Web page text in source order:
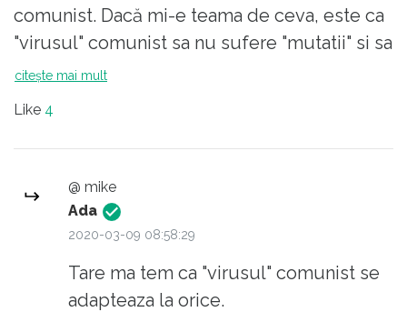
comunist. Dacă mi-e teama de ceva, este ca
"virusul" comunist sa nu sufere "mutatii" si sa
fie mai agresiv a doua oară.
citește mai mult
Like 4
@ mike
Ada
2020-03-09 08:58:29
Tare ma tem ca "virusul" comunist se
adapteaza la orice.